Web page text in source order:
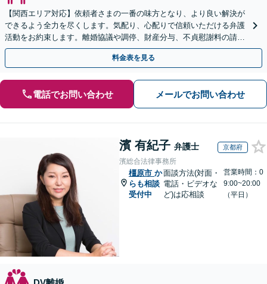
【関西エリア対応】依頼者さまの一番の味方となり、より良い解決が
できるよう全力を尽くします。気配り、心配りで信頼いただける弁護
活動をお約束します。離婚協議や調停、財産分与、不貞慰謝料の請
求、面会交流、親権など離婚問題に幅広く対応【夜間相談可】
料金表を見る
電話でお問い合わせ メールでお問い合わせ
濱 有紀子 弁護士 京都府
濱総合法律事務所
橿原市 か
らも相談
受付中
面談方法(対面・
電話・ビデオな
ど)は応相談
営業時間：0
9:00~20:00
（平日）